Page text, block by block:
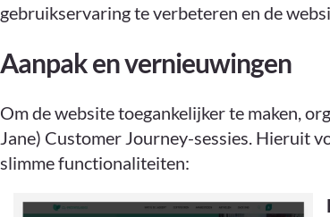
gebruikservaring te verbeteren en de
Aanpak en vernieuwingen
Om de website toegankelijker te maken,
Jane) Customer Journey-sessies. Hieruit
slimme functionaliteiten: